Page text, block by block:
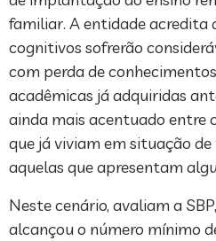
familiar. A entidade acredita
cognitivos sofrerão
com perda de
acadêmicas já adquiridas
ainda mais acentuado entre
que já viviam em situação
aquelas que apresentam
Neste cenário, avaliam a
alcançou o número mínimo